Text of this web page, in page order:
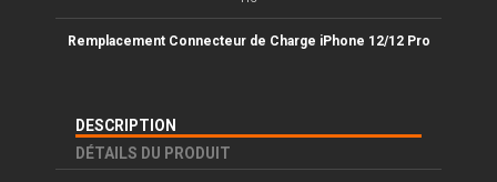
Remplacement Connecteur de Charge iPhone 12/12 Pro
DESCRIPTION
DÉTAILS DU PRODUIT